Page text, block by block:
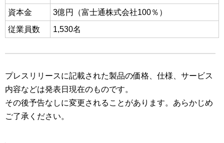
資本金
3億円（富士通株式会社100％）
従業員数
1,530名
プレスリリースに記載された製品の価格、仕様、サービス
内容などは発表日現在のものです。
その後予告なしに変更されることがあります。あらかじめ
ご了承ください。